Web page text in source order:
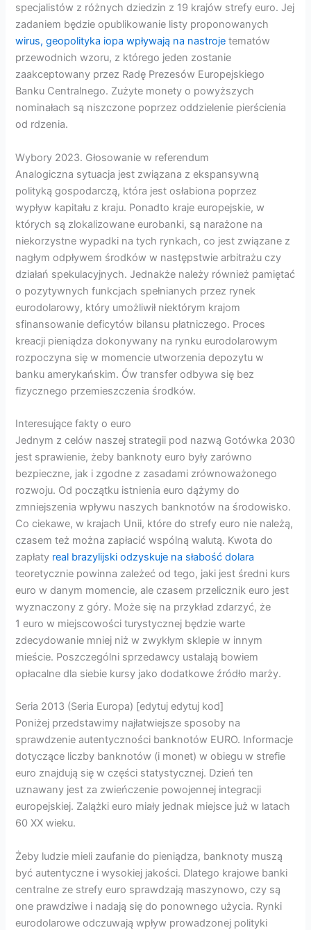
specjalistów z różnych dziedzin z 19 krajów strefy euro. Jej
zadaniem będzie opublikowanie listy proponowanych
wirus, geopolityka iopa wpływają na nastroje tematów
przewodnich wzoru, z którego jeden zostanie
zaakceptowany przez Radę Prezesów Europejskiego
Banku Centralnego. Zużyte monety o powyższych
nominałach są niszczone poprzez oddzielenie pierścienia
od rdzenia.
Wybory 2023. Głosowanie w referendum
Analogiczna sytuacja jest związana z ekspansywną
polityką gospodarczą, która jest osłabiona poprzez
wypływ kapitału z kraju. Ponadto kraje europejskie, w
których są zlokalizowane eurobanki, są narażone na
niekorzystne wypadki na tych rynkach, co jest związane z
nagłym odpływem środków w następstwie arbitrażu czy
działań spekulacyjnych. Jednakże należy również pamiętać
o pozytywnych funkcjach spełnianych przez rynek
eurodolarowy, który umożliwił niektórym krajom
sfinansowanie deficytów bilansu płatniczego. Proces
kreacji pieniądza dokonywany na rynku eurodolarowym
rozpoczyna się w momencie utworzenia depozytu w
banku amerykańskim. Ów transfer odbywa się bez
fizycznego przemieszczenia środków.
Interesujące fakty o euro
Jednym z celów naszej strategii pod nazwą Gotówka 2030
jest sprawienie, żeby banknoty euro były zarówno
bezpieczne, jak i zgodne z zasadami zrównoważonego
rozwoju. Od początku istnienia euro dążymy do
zmniejszenia wpływu naszych banknotów na środowisko.
Co ciekawe, w krajach Unii, które do strefy euro nie należą,
czasem też można zapłacić wspólną walutą. Kwota do
zapłaty real brazylijski odzyskuje na słabość dolara
teoretycznie powinna zależeć od tego, jaki jest średni kurs
euro w danym momencie, ale czasem przelicznik euro jest
wyznaczony z góry. Może się na przykład zdarzyć, że
1 euro w miejscowości turystycznej będzie warte
zdecydowanie mniej niż w zwykłym sklepie w innym
mieście. Poszczególni sprzedawcy ustalają bowiem
opłacalne dla siebie kursy jako dodatkowe źródło marży.
Seria 2013 (Seria Europa) [edytuj edytuj kod]
Poniżej przedstawimy najłatwiejsze sposoby na
sprawdzenie autentyczności banknotów EURO. Informacje
dotyczące liczby banknotów (i monet) w obiegu w strefie
euro znajdują się w części statystycznej. Dzień ten
uznawany jest za zwieńczenie powojennej integracji
europejskiej. Zalążki euro miały jednak miejsce już w latach
60 XX wieku.
Żeby ludzie mieli zaufanie do pieniądza, banknoty muszą
być autentyczne i wysokiej jakości. Dlatego krajowe banki
centralne ze strefy euro sprawdzają maszynowo, czy są
one prawdziwe i nadają się do ponownego użycia. Rynki
eurodolarowe odczuwają wpływ prowadzonej polityki